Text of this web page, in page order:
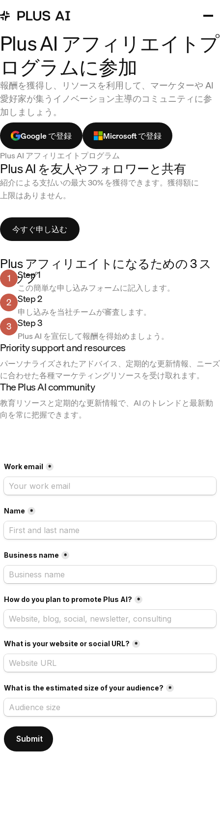
Plus AI アフィリエイトプ
ログラムに参加
報酬を獲得し、リソースを利用して、マーケターや AI
愛好家が集うイノベーション主導のコミュニティに参
加しましょう。
Google で登録
Microsoft で登録
Plus AI アフィリエイトプログラム
Plus AI を友人やフォロワーと共有
紹介による支払いの最大 30% を獲得できます。獲得額に
上限はありません。
今すぐ申し込む
Plus アフィリエイトになるための 3 ス
テップ
1 Step 1
この簡単な申し込みフォームに記入します。
2 Step 2
申し込みを当社チームが審査します。
3 Step 3
Plus AI を宣伝して報酬を得始めましょう。
Priority support and resources
パーソナライズされたアドバイス、定期的な更新情報、ニーズ
に合わせた各種マーケティングリソースを受け取れます。
The Plus AI community
教育リソースと定期的な更新情報で、AI のトレンドと最新動
向を常に把握できます。